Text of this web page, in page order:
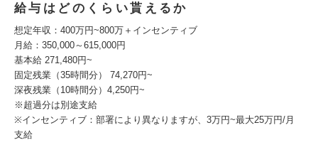
給与はどのくらい貰えるか
想定年収：400万円~800万＋インセンティブ
月給：350,000～615,000円
基本給 271,480円~
固定残業（35時間分） 74,270円~
深夜残業（10時間分）4,250円~
※超過分は別途支給
※インセンティブ：部署により異なりますが、3万円~最大25万円/月
支給